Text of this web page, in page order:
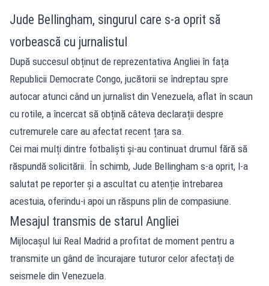
Jude Bellingham, singurul care s-a oprit să
vorbească cu jurnalistul
După succesul obținut de reprezentativa Angliei în fața
Republicii Democrate Congo, jucătorii se îndreptau spre
autocar atunci când un jurnalist din Venezuela, aflat în scaun
cu rotile, a încercat să obțină câteva declarații despre
cutremurele care au afectat recent țara sa.
Cei mai mulți dintre fotbaliști și-au continuat drumul fără să
răspundă solicitării. În schimb, Jude Bellingham s-a oprit, l-a
salutat pe reporter și a ascultat cu atenție întrebarea
acestuia, oferindu-i apoi un răspuns plin de compasiune.
Mesajul transmis de starul Angliei
Mijlocașul lui Real Madrid a profitat de moment pentru a
transmite un gând de încurajare tuturor celor afectați de
seismele din Venezuela.